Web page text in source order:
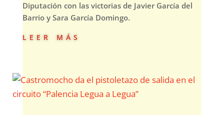
Diputación con las victorias de Javier García del
Barrio y Sara García Domingo.
leer más